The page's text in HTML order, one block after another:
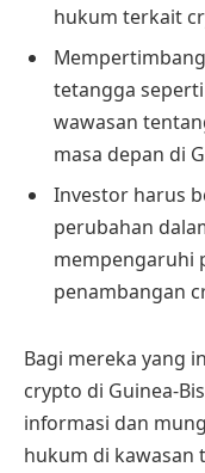
hukum terkait
tetangga
wawasan
masa depan di
Investor harus
perubahan
mempengaruhi
penambangan
Bagi mereka yang
crypto di Guinea-
informasi dan
hukum di kawasan